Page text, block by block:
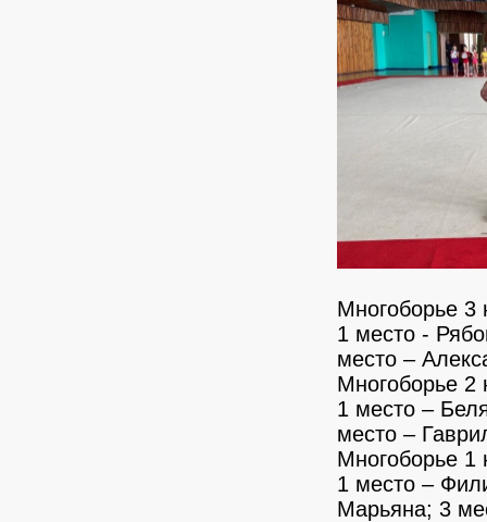
Многоборье 3
1 место -
место –
Многоборье 2
1 место –
место –
Многоборье 1
1 место –
Марьяна; 3